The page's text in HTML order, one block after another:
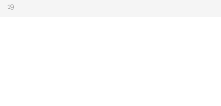
19